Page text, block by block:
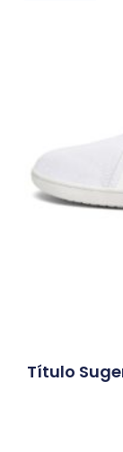
Título